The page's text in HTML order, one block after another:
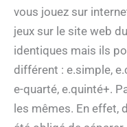
vous jouez sur
jeux sur le site web
identiques mais ils
différent : e.simple,
e-quarté, e.quinté+.
les mêmes. En effet,